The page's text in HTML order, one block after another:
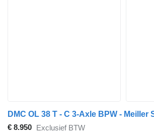
€ 8.950 Exclusief BTW